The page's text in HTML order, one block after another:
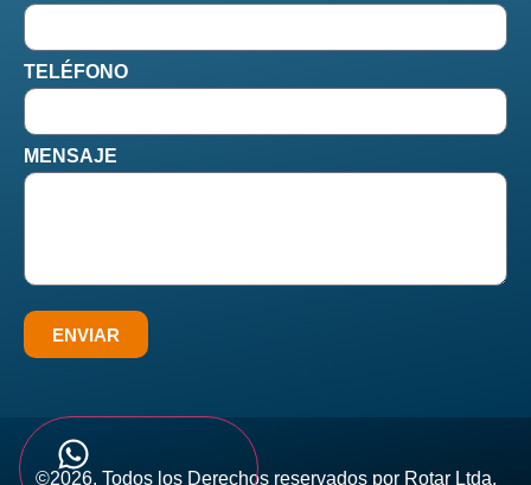
TELÉFONO
MENSAJE
ENVIAR
©2026. Todos los Derechos reservados por Rotar Ltda.​